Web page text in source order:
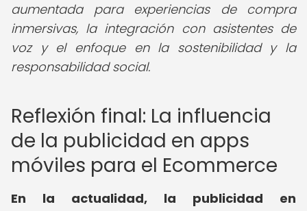
aumentada para experiencias de compra
inmersivas, la integración con asistentes de
voz y el enfoque en la sostenibilidad y la
responsabilidad social.
Reflexión final: La influencia
de la publicidad en apps
móviles para el Ecommerce
En la actualidad, la publicidad en